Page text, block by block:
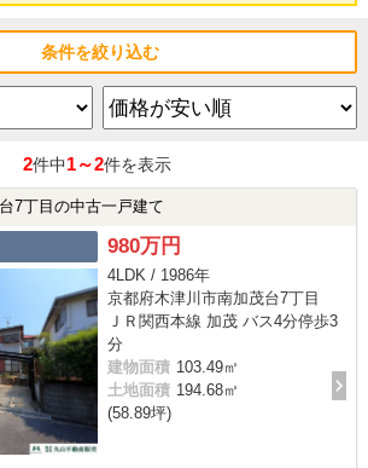
条件を絞り込む
2件中1～2件を表示
7丁目の中古一戸建て
980万円
4LDK / 1986年
京都府木津川市南加茂台7丁目
ＪＲ関西本線 加茂 バス4分停歩3
分
建物面積 103.49㎡
土地面積 194.68㎡
(58.89坪)